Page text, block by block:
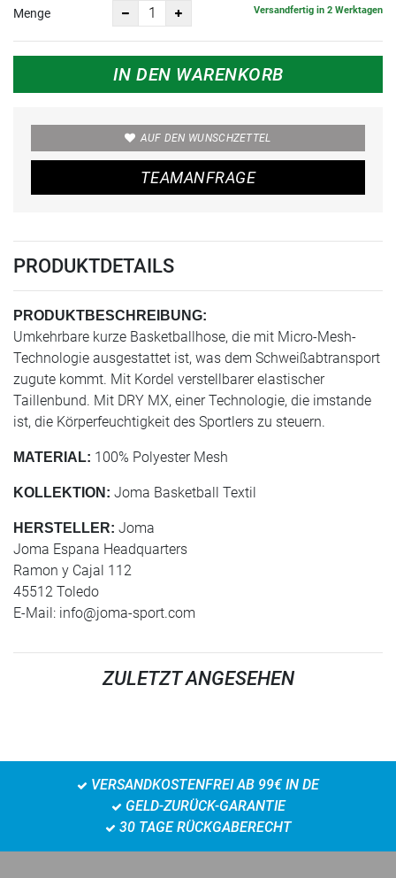
Menge Versandfertig in 2 Werktagen
IN DEN WARENKORB
AUF DEN WUNSCHZETTEL
TEAMANFRAGE
PRODUKTDETAILS
PRODUKTBESCHREIBUNG:
Umkehrbare kurze Basketballhose, die mit Micro-Mesh-
Technologie ausgestattet ist, was dem Schweißabtransport
zugute kommt. Mit Kordel verstellbarer elastischer
Taillenbund. Mit DRY MX, einer Technologie, die imstande
ist, die Körperfeuchtigkeit des Sportlers zu steuern.
MATERIAL: 100% Polyester Mesh
KOLLEKTION: Joma Basketball Textil
HERSTELLER: Joma
Joma Espana Headquarters
Ramon y Cajal 112
45512 Toledo
E-Mail: info@joma-sport.com
ZULETZT ANGESEHEN
VERSANDKOSTENFREI AB 99€ IN DE
GELD-ZURÜCK-GARANTIE
30 TAGE RÜCKGABERECHT